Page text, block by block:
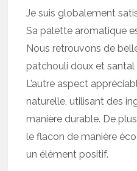
Je suis globalement
Sa palette aromatique
Nous retrouvons de
patchouli doux et santal
L’autre aspect
naturelle, utilisant des
manière durable. De
le flacon de manière
un élément positif.